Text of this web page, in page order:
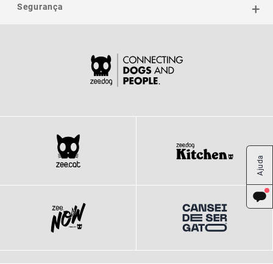
Segurança
Ajuda